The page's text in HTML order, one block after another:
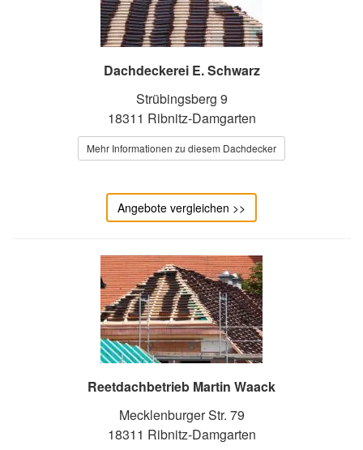
Dachdeckerei E. Schwarz
Strübingsberg 9
18311 Ribnitz-Damgarten
Mehr Informationen zu diesem Dachdecker
Angebote vergleichen >>
Reetdachbetrieb Martin Waack
Mecklenburger Str. 79
18311 Ribnitz-Damgarten